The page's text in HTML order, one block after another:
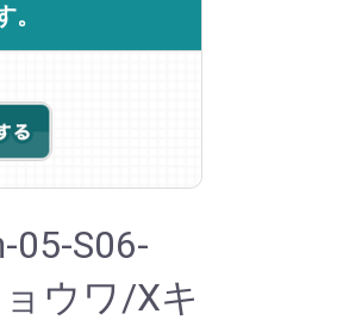
05-S06-
ウワ/Xキ